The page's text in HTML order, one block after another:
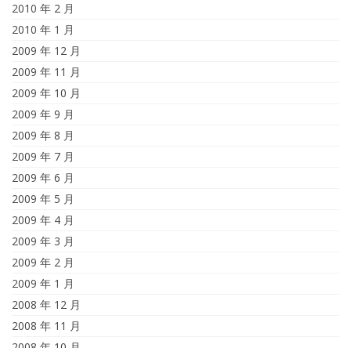
2010 年 2 月
2010 年 1 月
2009 年 12 月
2009 年 11 月
2009 年 10 月
2009 年 9 月
2009 年 8 月
2009 年 7 月
2009 年 6 月
2009 年 5 月
2009 年 4 月
2009 年 3 月
2009 年 2 月
2009 年 1 月
2008 年 12 月
2008 年 11 月